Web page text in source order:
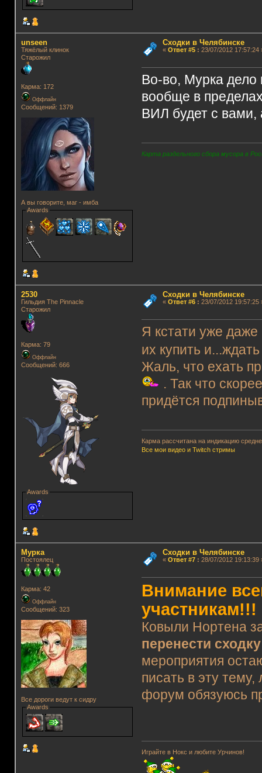
unseen
Тяжёлый клинок
Старожил
Карма: 172
Оффлайн
Сообщений: 1379
А вы говорите, маг - имба
Awards
Сходки в Челябинске
« Ответ #5: 23/07/2012 17:57:24
Во-во, Мурка
вообще в
ВИЛ будет с вами,
Карта раздельного сбора мусора в
2530
Гильдия The Pinnacle
Старожил
Карма: 79
Оффлайн
Сообщений: 666
Awards
Сходки в Челябинске
« Ответ #6: 23/07/2012 19:57:25
Я кстати уже даже
их купить
Жаль, что ехать
. Так что
придётся
Карма рассчитана на индикацию
Все мои видео и Twitch стримы
Мурка
Постоялец
Карма: 42
Оффлайн
Сообщений: 323
Все дороги ведут к сидру
Awards
Сходки в Челябинске
« Ответ #7: 28/07/2012 19:13:39
Внимание
участникам!!!
Ковыли Нортена
перенести
мероприятия
писать в эту
форум обязуюсь
Играйте в Нокс и любите Урчинов!